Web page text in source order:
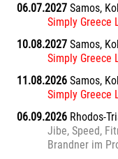
06.07.2027 Samos,
Simply Greece
10.08.2027 Samos,
Simply Greece
11.08.2026 Samos,
Simply Greece
06.09.2026 Rhodos-
Jibe, Speed,
Brandner im